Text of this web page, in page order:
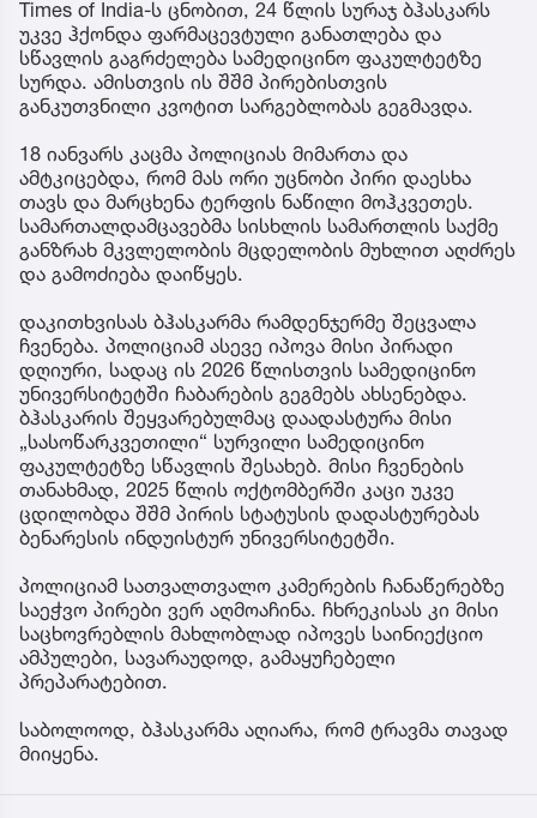
Times of India-ს ცნობით, 24 წლის სურაჯ ბჰასკარს
უკვე ჰქონდა ფარმაცევტული განათლება და
სწავლის გაგრძელება სამედიცინო ფაკულტეტზე
სურდა. ამისთვის ის შშმ პირებისთვის
განკუთვნილი კვოტით სარგებლობას გეგმავდა.
18 იანვარს კაცმა პოლიციას მიმართა და
ამტკიცებდა, რომ მას ორი უცნობი პირი დაესხა
თავს და მარცხენა ტერფის ნაწილი მოჰკვეთეს.
სამართალდამცავებმა სისხლის სამართლის საქმე
განზრახ მკვლელობის მცდელობის მუხლით აღძრეს
და გამოძიება დაიწყეს.
დაკითხვისას ბჰასკარმა რამდენჯერმე შეცვალა
ჩვენება. პოლიციამ ასევე იპოვა მისი პირადი
დღიური, სადაც ის 2026 წლისთვის სამედიცინო
უნივერსიტეტში ჩაბარების გეგმებს ახსენებდა.
ბჰასკარის შეყვარებულმაც დაადასტურა მისი
„სასოწარკვეთილი“ სურვილი სამედიცინო
ფაკულტეტზე სწავლის შესახებ. მისი ჩვენების
თანახმად, 2025 წლის ოქტომბერში კაცი უკვე
ცდილობდა შშმ პირის სტატუსის დადასტურებას
ბენარესის ინდუისტურ უნივერსიტეტში.
პოლიციამ სათვალთვალო კამერების ჩანაწერებზე
საეჭვო პირები ვერ აღმოაჩინა. ჩხრეკისას კი მისი
საცხოვრებლის მახლობლად იპოვეს საინიექციო
ამპულები, სავარაუდოდ, გამაყუჩებელი
პრეპარატებით.
საბოლოოდ, ბჰასკარმა აღიარა, რომ ტრავმა თავად
მიიყენა.